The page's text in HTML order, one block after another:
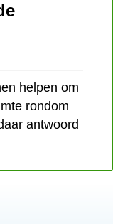
helpen om
rondom
antwoord